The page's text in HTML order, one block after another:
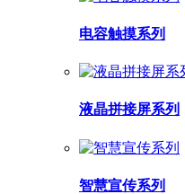
电容触摸系列
液晶拼接屏系列
智慧宣传系列